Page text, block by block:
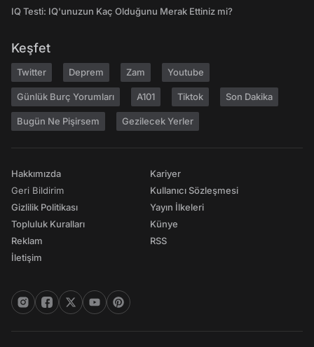
IQ Testi: IQ'unuzun Kaç Olduğunu Merak Ettiniz mi?
Keşfet
Twitter Deprem Zam Youtube
Günlük Burç Yorumları A101 Tiktok Son Dakika
Bugün Ne Pişirsem Gezilecek Yerler
Hakkımızda
Geri Bildirim
Gizlilik Politikası
Topluluk Kuralları
Reklam
İletişim
Kariyer
Kullanıcı Sözleşmesi
Yayın İlkeleri
Künye
RSS